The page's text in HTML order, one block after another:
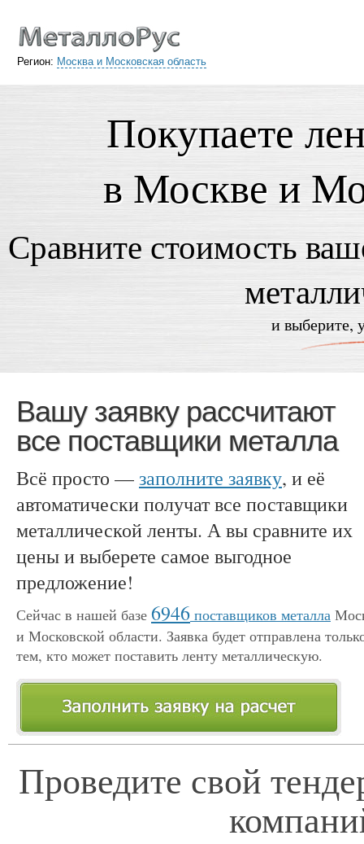
Регион: Москва и Московская область
Покупаете
в Москве и
Сравните стоимость
и выберите,
Вашу заявку рассчитают
все поставщики металла
Всё просто —заполните заявку, и её
автоматически получат все поставщики
металлической ленты. А вы сравните их
цены и выберете самое выгодное
предложение!
Сейчас в нашей базе 6946 поставщиков металла
и Московской области. Заявка будет отправлена
тем, кто может поставить ленту металлическую.
Проведите свой